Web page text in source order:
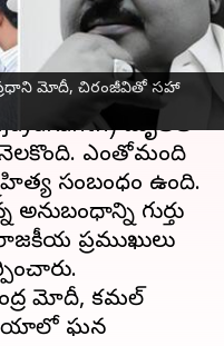
మోదీ, చిరంజీవితో సహా
02:49 pm
మృతితో
ఎంతోమంది
సంబంధం ఉంది.
గుర్తు
ప్రముఖులు
మోదీ, కమల్
ఘన